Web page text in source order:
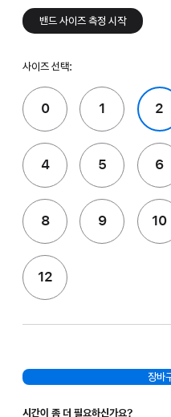
밴드 사이즈 측정 시작
사이즈 선택:
0 1 2
4 5 6
8 9 10
12
장바
시간이 좀 더 필요하신가요?